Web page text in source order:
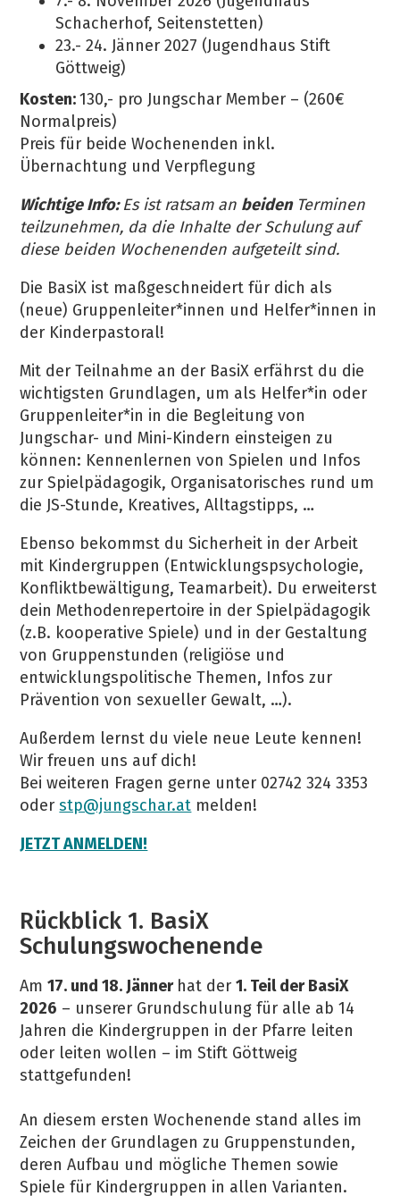
Schacherhof, Seitenstetten)
23.- 24. Jänner 2027 (Jugendhaus Stift
Göttweig)
Kosten:130,- pro Jungschar Member – (260€
Normalpreis)
Preis für beide Wochenenden inkl.
Übernachtung und Verpflegung
Wichtige Info:Es ist ratsam an beidenTerminen
teilzunehmen, da die Inhalte der Schulung auf
diese beiden Wochenenden aufgeteilt sind.
Die BasiX ist maßgeschneidert für dich als
(neue) Gruppenleiter*innen und Helfer*innen in
der Kinderpastoral!
Mit der Teilnahme an der BasiX erfährst du die
wichtigsten Grundlagen, um als Helfer*in oder
Gruppenleiter*in in die Begleitung von
Jungschar- und Mini-Kindern einsteigen zu
können: Kennenlernen von Spielen und Infos
zur Spielpädagogik, Organisatorisches rund um
die JS-Stunde, Kreatives, Alltagstipps, …
Ebenso bekommst du Sicherheit in der Arbeit
mit Kindergruppen (Entwicklungspsychologie,
Konfliktbewältigung, Teamarbeit). Du erweiterst
dein Methodenrepertoire in der Spielpädagogik
(z.B. kooperative Spiele) und in der Gestaltung
von Gruppenstunden (religiöse und
entwicklungspolitische Themen, Infos zur
Prävention von sexueller Gewalt, …).
Außerdem lernst du viele neue Leute kennen!
Wir freuen uns auf dich!
Bei weiteren Fragen gerne unter 02742 324 3353
oderstp@jungschar.at melden!
JETZT ANMELDEN!
Rückblick 1. BasiX
Schulungswochenende
Am17. und 18. Jänner hat der1. Teil der BasiX
2026 – unserer Grundschulung für alle ab 14
Jahren die Kindergruppen in der Pfarre leiten
oder leiten wollen – im Stift Göttweig
stattgefunden!
An diesem ersten Wochenende stand alles im
Zeichen der Grundlagen zu Gruppenstunden,
deren Aufbau und mögliche Themen sowie
Spiele für Kindergruppen in allen Varianten.